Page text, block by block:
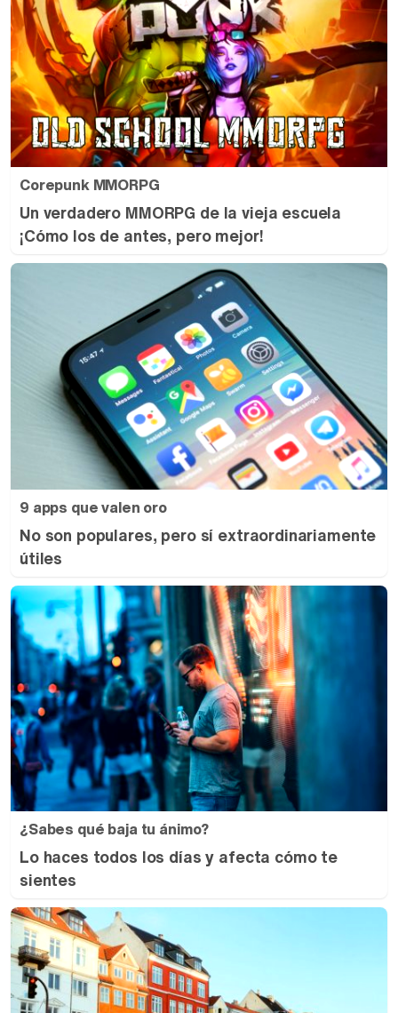
Corepunk MMORPG
Un verdadero MMORPG de la vieja escuela
¡Cómo los de antes, pero mejor!
9 apps que valen oro
No son populares, pero sí extraordinariamente
útiles
¿Sabes qué baja tu ánimo?
Lo haces todos los días y afecta cómo te
sientes